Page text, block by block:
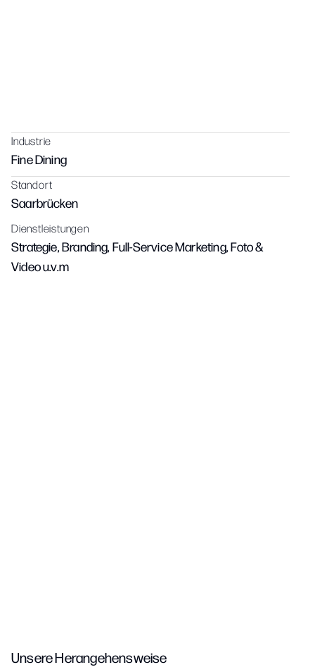
Industrie
Fine Dining
Standort
Saarbrücken
Dienstleistungen
Strategie, Branding, Full-Service Marketing, Foto &
Video u.v.m
Unsere Herangehensweise